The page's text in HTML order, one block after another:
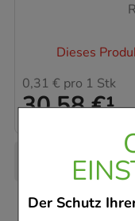
Der Schutz
Dieses
30,58 €¹
0,31 € pro 1 Stk